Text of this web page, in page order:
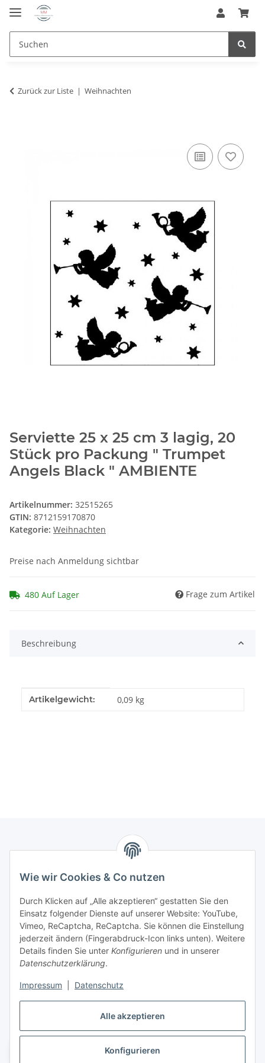
Alle akzeptieren
Konfigurieren
Wie wir Cookies & Co nutzen
Durch Klicken auf „Alle akzeptieren“ gestatten Sie den
Einsatz folgender Dienste auf unserer Website: YouTube,
Vimeo, ReCaptcha, ReCaptcha. Sie können die Einstellung
jederzeit ändern (Fingerabdruck-Icon links unten). Weitere
Details finden Sie unter Konfigurieren und in unserer
Datenschutzerklärung.
Impressum Datenschutz
Zurück zur Liste Weihnachten
Serviette 25 x 25 cm 3 lagig, 20
Stück pro Packung " Trumpet
Angels Black " AMBIENTE
Artikelnummer: 32515265
GTIN: 8712159170870
Kategorie: Weihnachten
Preise nach Anmeldung sichtbar
480 Auf Lager Frage zum Artikel
Beschreibung
Produkteigenschaft
Wert
Artikelgewicht: 0,09 kg
Marmey Aktionswaren
Markus Meyer
Fritz-Wallis-Str. 13
28832 Achim
Telefon: +4915142420171
E-Mail: verkauf@marmey-aktionswaren.de
Informationen
Gesetzliche Informationen
Vertrag widerrufen